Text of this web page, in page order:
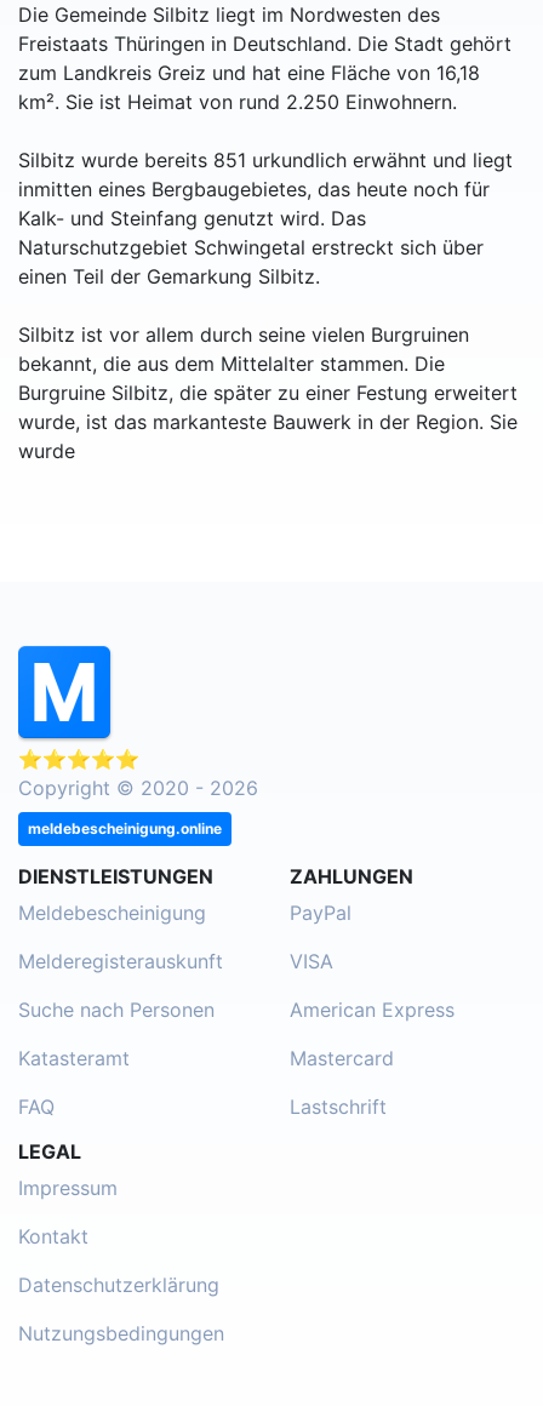
Die Gemeinde Silbitz liegt im Nordwesten des
Freistaats Thüringen in Deutschland. Die Stadt gehört
zum Landkreis Greiz und hat eine Fläche von 16,18
km². Sie ist Heimat von rund 2.250 Einwohnern.
Silbitz wurde bereits 851 urkundlich erwähnt und liegt
inmitten eines Bergbaugebietes, das heute noch für
Kalk- und Steinfang genutzt wird. Das
Naturschutzgebiet Schwingetal erstreckt sich über
einen Teil der Gemarkung Silbitz.
Silbitz ist vor allem durch seine vielen Burgruinen
bekannt, die aus dem Mittelalter stammen. Die
Burgruine Silbitz, die später zu einer Festung erweitert
wurde, ist das markanteste Bauwerk in der Region. Sie
wurde
⭐⭐⭐⭐⭐
Copyright © 2020 - 2026
meldebescheinigung.online
DIENSTLEISTUNGEN
Meldebescheinigung
Melderegisterauskunft
Suche nach Personen
Katasteramt
FAQ
ZAHLUNGEN
PayPal
VISA
American Express
Mastercard
Lastschrift
LEGAL
Impressum
Kontakt
Datenschutzerklärung
Nutzungsbedingungen